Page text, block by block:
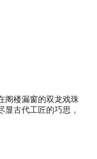
阁楼漏窗的双龙戏珠
古代工匠的巧思，